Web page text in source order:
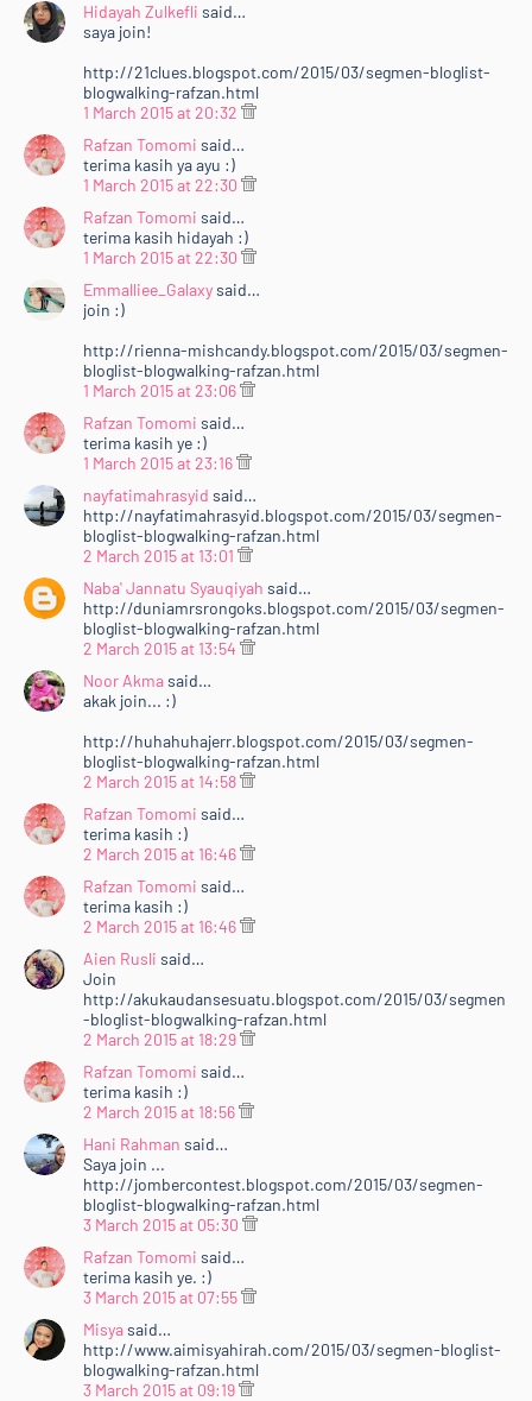
href="http://www.rafzantomomi.com/"
target="_blank"&gt;Rafzan Tomomi Story
'15&lt;/a&gt;&lt;/b&gt;. Keputusan 15 URL bertuah
akan diumumkan pada &lt;b&gt;1 April 2015
(Rabu)&lt;/b&gt;. Jom &lt;i&gt;support&lt;/i&gt;
kawan-kawan :)&lt;/div&gt;<br />
&lt;div style="text-align: justify;"&gt;<br />
&lt;br /&gt;&lt;/div&gt;<br />
&lt;div&gt;<br />
&lt;div style="text-align: center;"&gt;<br />
&lt;br /&gt;&lt;/div&gt;<br />
<br /></div>
</div>
verdana,arial,sans-serif; font-size: 10px;">
</div>
</center>
<ul>
<li>Dah selesai semua diatas, sila Tinggalkan URL
Entri korang dekat <a
href="http://www.rafzantomomi.com/2015/02/segme
n-bloglist-blogwalking-rts15.html"
target="_blank">entri ini</a>.&nbsp;</li>
<br /></div>
<div style="text-align: justify;">
Rafzan Tomomi dan 12 lagi akan dipilih melalui <a
href="http://random.org/">random.org</a>)&nbsp;
</b>dan akan diletakkan ke dalam page<b> "<a
href="http://www.rafzantomomi.com/p/bloglist.html"
target="_blank">#BLOGLIST</a>"</b>. <b>TOP 3</b>
akan ada <i>special banner</i> dalam <a
href="http://www.rafzantomomi.com/p/bloglist.html"
target="_blank"><i>page</i> tersebut</a> dan akan
muncul di <i>side-bar</i> blog <b><a
target="_blank">Rafzan Tomomi Story '15</a></b>.
Keputusan 15 URL bertuah akan diumumkan pada <b>1
April 2015 (Rabu)</b>. Jom <i>support</i> kawan-
<div style="text-align: justify;">
<br /></div>
<div style="text-align: center;">
<br /></div>
Hidayah Zulkefli said…
saya join!
http://21clues.blogspot.com/2015/03/segmen-bloglist-
blogwalking-rafzan.html
1 March 2015 at 20:32
Rafzan Tomomi said…
terima kasih ya ayu :)
1 March 2015 at 22:30
Rafzan Tomomi said…
terima kasih hidayah :)
1 March 2015 at 22:30
Emmalliee_Galaxysaid…
join :)
http://rienna-mishcandy.blogspot.com/2015/03/segmen-
bloglist-blogwalking-rafzan.html
1 March 2015 at 23:06
Rafzan Tomomi said…
terima kasih ye :)
1 March 2015 at 23:16
nayfatimahrasyid said…
http://nayfatimahrasyid.blogspot.com/2015/03/segmen-
bloglist-blogwalking-rafzan.html
2 March 2015 at 13:01
Naba' Jannatu Syauqiyah said…
http://duniamrsrongoks.blogspot.com/2015/03/segmen-
bloglist-blogwalking-rafzan.html
2 March 2015 at 13:54
Noor Akmasaid…
akak join... :)
http://huhahuhajerr.blogspot.com/2015/03/segmen-
bloglist-blogwalking-rafzan.html
2 March 2015 at 14:58
Rafzan Tomomi said…
terima kasih :)
2 March 2015 at 16:46
Rafzan Tomomi said…
terima kasih :)
2 March 2015 at 16:46
Aien Rusli said…
Join
http://akukaudansesuatu.blogspot.com/2015/03/segmen
-bloglist-blogwalking-rafzan.html
2 March 2015 at 18:29
Rafzan Tomomi said…
terima kasih :)
2 March 2015 at 18:56
Hani Rahman said…
Saya join ...
http://jombercontest.blogspot.com/2015/03/segmen-
bloglist-blogwalking-rafzan.html
3 March 2015 at 05:30
Rafzan Tomomi said…
terima kasih ye. :)
3 March 2015 at 07:55
Misyasaid…
http://www.aimisyahirah.com/2015/03/segmen-bloglist-
blogwalking-rafzan.html
3 March 2015 at 09:19